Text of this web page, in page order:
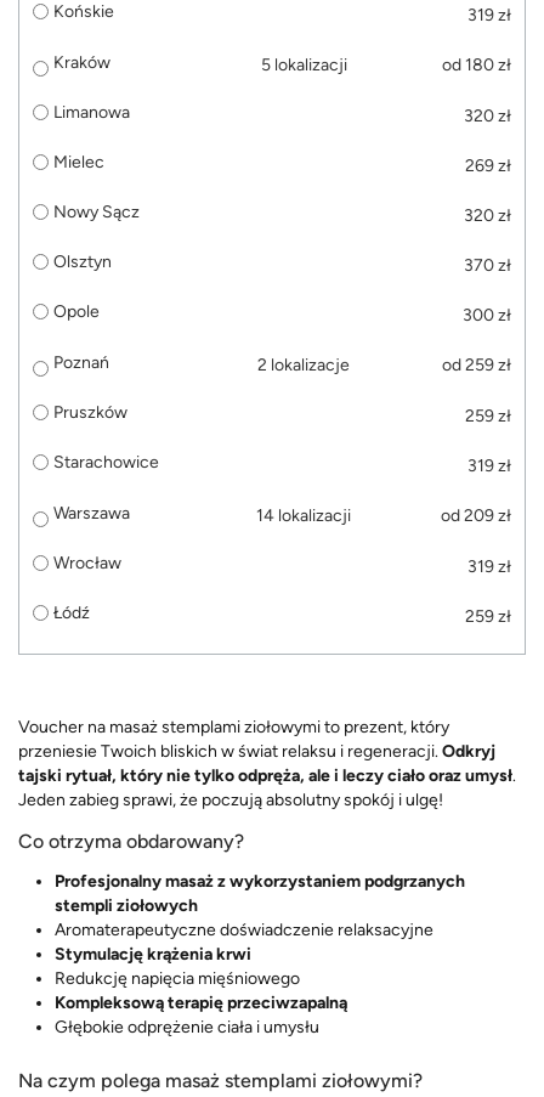
Końskie 319 zł
Kraków 5 lokalizacji od 180 zł
Limanowa 320 zł
Mielec 269 zł
Nowy Sącz 320 zł
Olsztyn 370 zł
Opole 300 zł
Poznań 2 lokalizacje od 259 zł
Pruszków 259 zł
Starachowice 319 zł
Warszawa 14 lokalizacji od 209 zł
Wrocław 319 zł
Łódź 259 zł
Voucher na masaż stemplami ziołowymi to prezent, który
przeniesie Twoich bliskich w świat relaksu i regeneracji.Odkryj
tajski rytuał, który nie tylko odpręża, ale i leczy ciało oraz umysł.
Jeden zabieg sprawi, że poczują absolutny spokój i ulgę!
Co otrzyma obdarowany?
Profesjonalny masaż z wykorzystaniem podgrzanych
stempli ziołowych
Aromaterapeutyczne doświadczenie relaksacyjne
Stymulację krążenia krwi
Redukcję napięcia mięśniowego
Kompleksową terapię przeciwzapalną
Głębokie odprężenie ciała i umysłu
Na czym polega masaż stemplami ziołowymi?